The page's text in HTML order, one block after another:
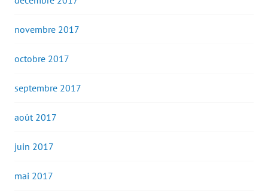
novembre 2017
octobre 2017
septembre 2017
août 2017
juin 2017
mai 2017